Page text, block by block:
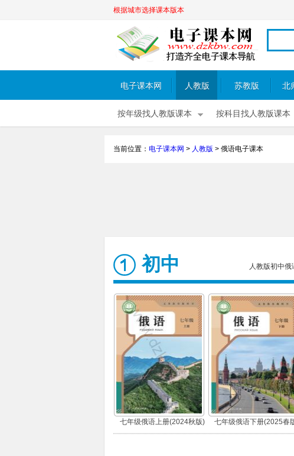
根据城市选择课本版本
电子课本网 人教版 苏教版 北
按年级找人教版课本 按科目找人教版课本
当前位置： 电子课本网 > 人教版 > 俄语电子课本
初中 人教版初中
七年级俄语上册(2024秋版) 七年级俄语下册(2025春